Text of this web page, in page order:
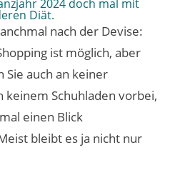
2024 doch mal mit
Diät.
nach der Devise:
ist möglich, aber
Sie auch an keiner
keinem Schuhladen vorbei,
einen Blick
bleibt es ja nicht nur